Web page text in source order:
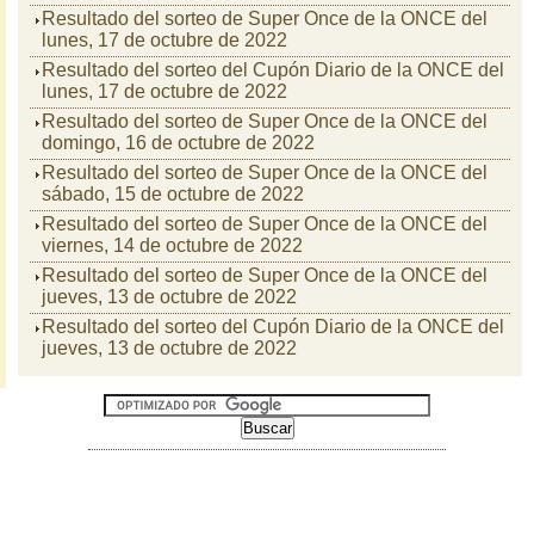
Resultado del sorteo de Super Once de la ONCE del
lunes, 17 de octubre de 2022
Resultado del sorteo del Cupón Diario de la ONCE del
lunes, 17 de octubre de 2022
Resultado del sorteo de Super Once de la ONCE del
domingo, 16 de octubre de 2022
Resultado del sorteo de Super Once de la ONCE del
sábado, 15 de octubre de 2022
Resultado del sorteo de Super Once de la ONCE del
viernes, 14 de octubre de 2022
Resultado del sorteo de Super Once de la ONCE del
jueves, 13 de octubre de 2022
Resultado del sorteo del Cupón Diario de la ONCE del
jueves, 13 de octubre de 2022